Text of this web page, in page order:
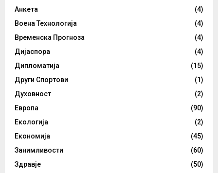
Анкета
(4)
Воена Технологија
(4)
Временска Прогноза
(4)
Дијаспора
(4)
Дипломатија
(15)
Други Спортови
(1)
Духовност
(2)
Европа
(90)
Екологија
(2)
Економија
(45)
Занимливости
(60)
Здравје
(50)